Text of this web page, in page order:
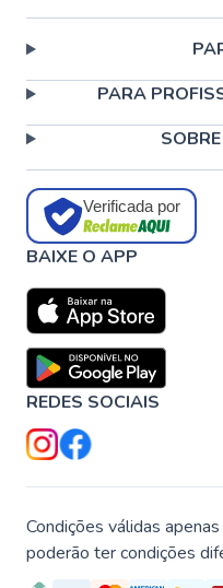
PARA
Verificada por
BAIXE O APP
REDES SOCIAIS
Condições válidas
poderão ter condições